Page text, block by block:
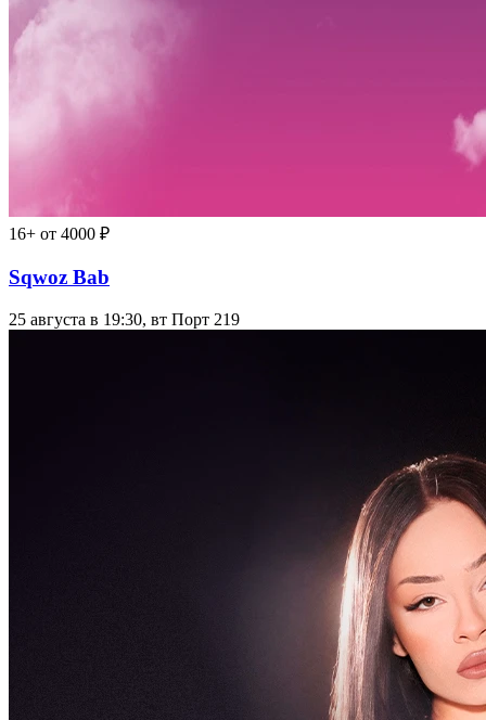
16+ от 4000 ₽
Sqwoz Bab
25 августа в 19:30, вт Порт 219